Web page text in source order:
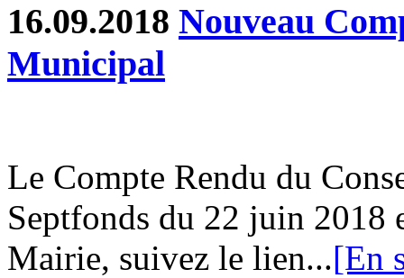
16.09.2018 Nouveau
Municipal
Le Compte Rendu du
Septfonds du 22 juin 2018
Mairie, suivez le lien...[En